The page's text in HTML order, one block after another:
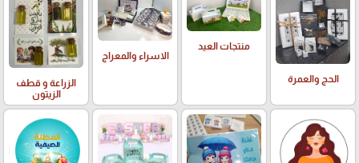
الحج والعمرة
منتجات العيد
الاسراء والمعراج
الزراعة و قطف
الزيتون